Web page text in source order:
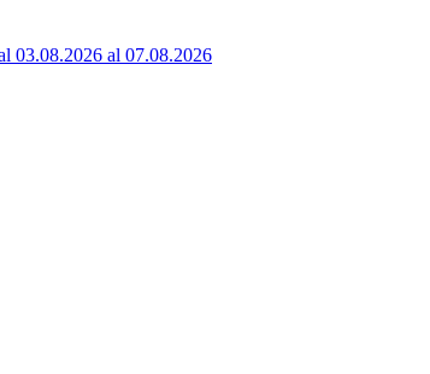
03.08.2026 al 07.08.2026